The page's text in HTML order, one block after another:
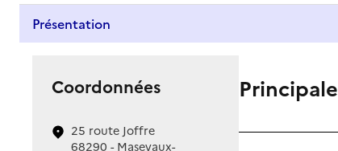
Présentation
Coordonnées
25 route Joffre
68290 - Masevaux-